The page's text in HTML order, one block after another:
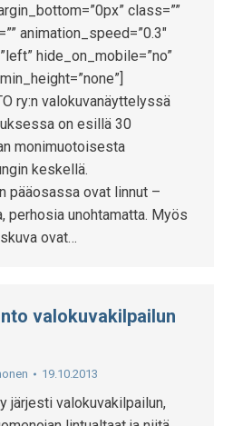
class=””
animation_speed=”0.3″
hide_on_mobile=”no”
ry:n valokuvanäyttelyssä
on esillä 30
monimuotoisesta
keskellä.
pääosassa ovat linnut –
perhosia unohtamatta. Myös
ovat…
valokuvakilpailun
19.10.2013
järjesti valokuvakilpailun,